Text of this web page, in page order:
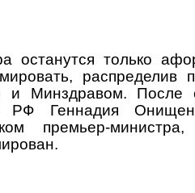
останутся только
распределив
и Минздравом. После
РФ Геннадия
премьер-министра,